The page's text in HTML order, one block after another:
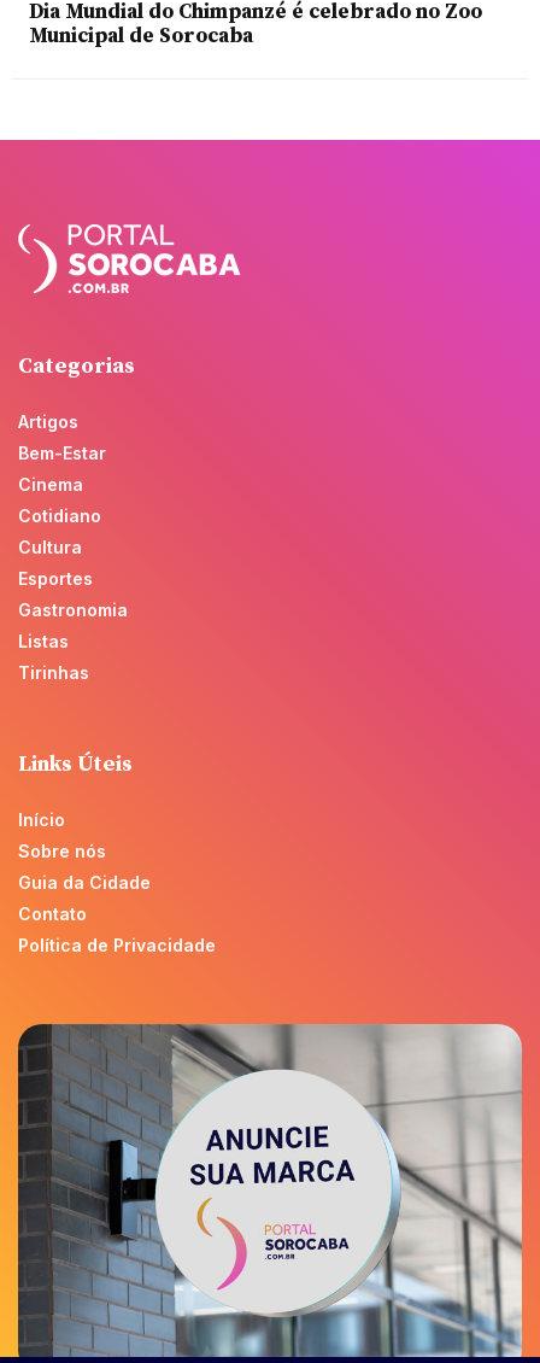
Dia Mundial do Chimpanzé é celebrado no Zoo
Municipal de Sorocaba
Categorias
Artigos
Bem-Estar
Cinema
Cotidiano
Cultura
Esportes
Gastronomia
Listas
Tirinhas
Links Úteis
Início
Sobre nós
Guia da Cidade
Contato
Política de Privacidade